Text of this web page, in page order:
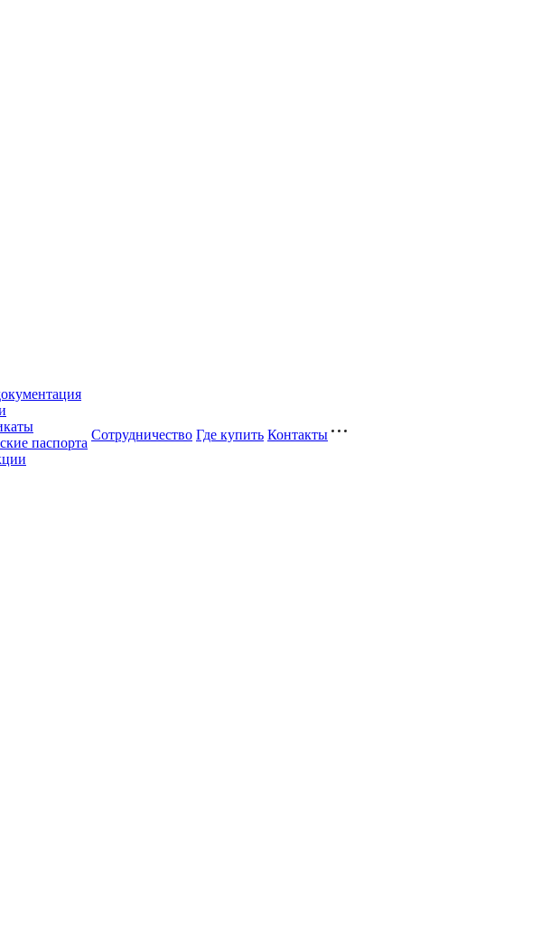
паспорта
Сотрудничество Где купить Контакты